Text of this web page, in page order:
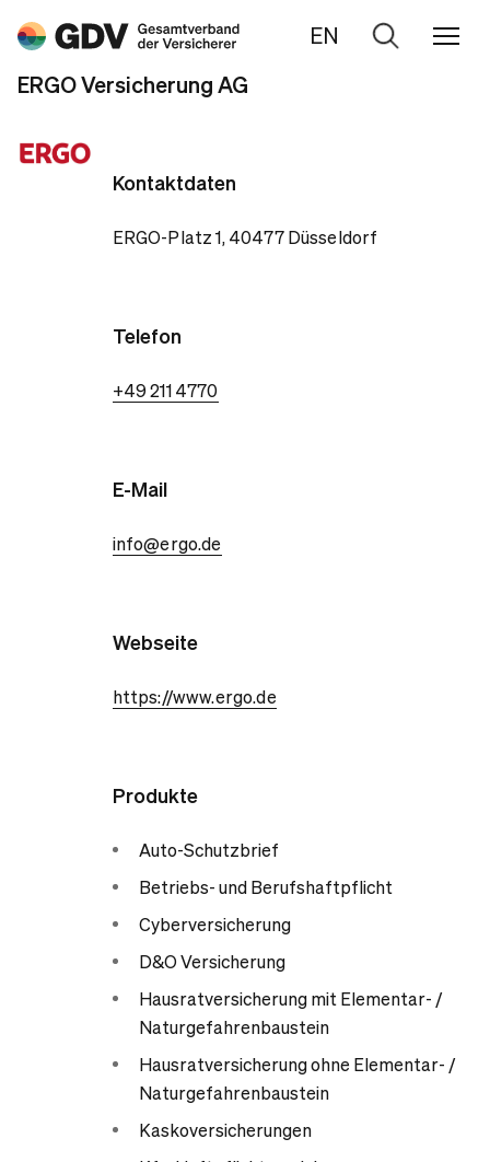
EN
Zur
ERGO Versicherung AG
Kontaktdaten
ERGO-Platz 1, 40477 Düsseldorf
Telefon
+49 211 4770
E-Mail
info@ergo.de
Webseite
https://www.ergo.de
Produkte
Auto-Schutzbrief
Betriebs- und Berufshaftpflicht
Cyberversicherung
D&O Versicherung
Hausratversicherung mit Elementar- /
Naturgefahrenbaustein
Hausratversicherung ohne Elementar- /
Naturgefahrenbaustein
Kaskoversicherungen